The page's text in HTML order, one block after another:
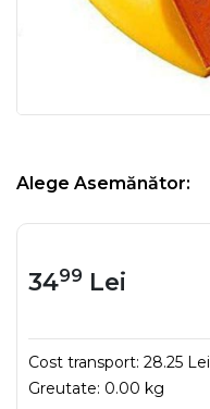
Alege Asemănător:
3499 Lei
Cost transport: 28.25 Lei
Greutate: 0.00 kg